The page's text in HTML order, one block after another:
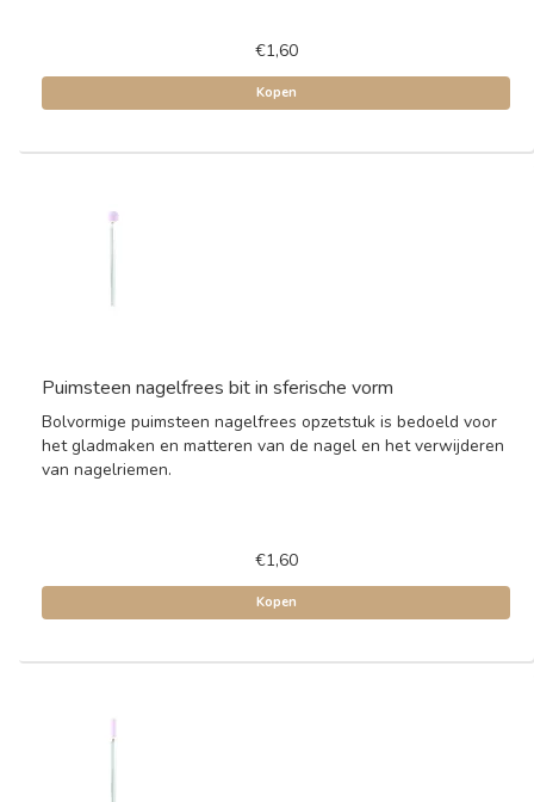
€1,60
Kopen
Puimsteen nagelfrees bit in sferische vorm
Bolvormige puimsteen nagelfrees opzetstuk is bedoeld voor
het gladmaken en matteren van de nagel en het verwijderen
van nagelriemen.
€1,60
Kopen